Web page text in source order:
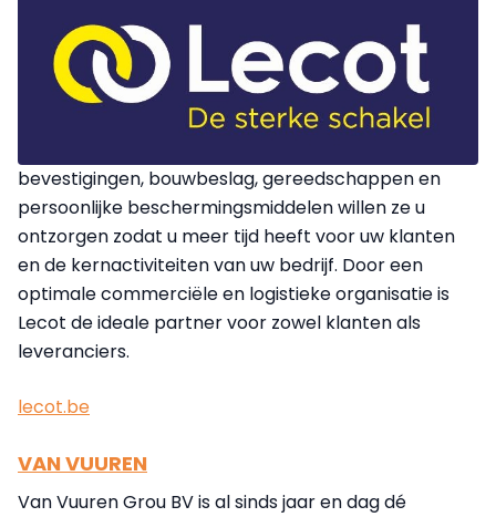
bevestigingen, bouwbeslag, gereedschappen en
persoonlijke beschermingsmiddelen willen ze u
ontzorgen zodat u meer tijd heeft voor uw klanten
en de kernactiviteiten van uw bedrijf. Door een
optimale commerciële en logistieke organisatie is
Lecot de ideale partner voor zowel klanten als
leveranciers.
lecot.be
VAN VUUREN
Van Vuuren Grou BV is al sinds jaar en dag dé